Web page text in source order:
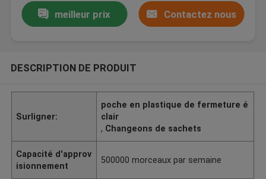
meilleur prix Contactez nous
DESCRIPTION DE PRODUIT
Surligner:
poche en plastique de fermeture é
clair
, Changeons de sachets
Capacité d'approv
isionnement
500000 morceaux par semaine